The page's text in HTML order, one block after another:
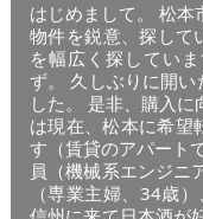
はじめまして。 松本
物件を鋭意、探して
を幅広く探してい
ず。 久しぶりに開い
した。 是非、購入
は現在、松本に希望
す（賃貸のアパート
員（機械系エンジニ
（専業主婦、34歳